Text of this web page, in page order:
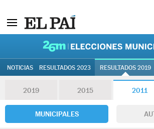
NOTICIAS RESULTADOS 2023 RESULTADOS 2019
2019 2015 2011
MUNICIPALES